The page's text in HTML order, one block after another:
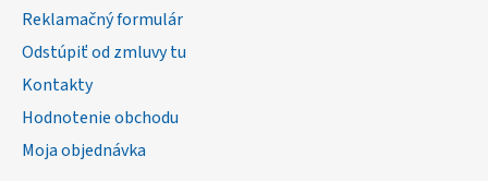
Reklamačný formulár
Odstúpiť od zmluvy tu
Kontakty
Hodnotenie obchodu
Moja objednávka